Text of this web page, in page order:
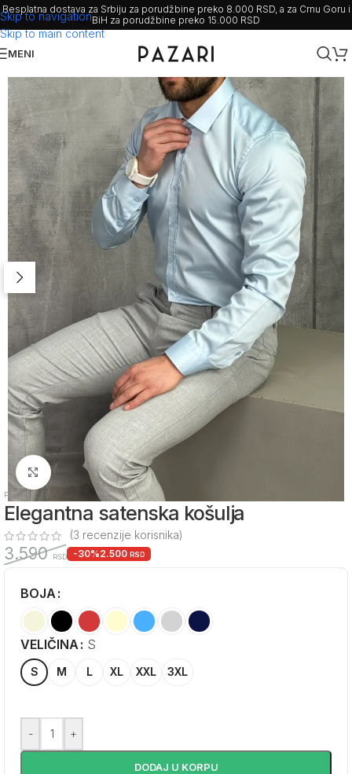
Skip to navigation
Skip to main content
Besplatna dostava za Srbiju za porudžbine preko 8.000 RSD, a za Crnu Goru i
BiH za porudžbine preko 15.000 RSD
MENI
Zumiraj sliku
Početna Muške košulje
Elegantna satenska košulja
(3 recenzije korisnika)
3.590RSD -30%2.500 RSD
BOJA
VELIČINA S
S M L XL XXL 3XL
- +
DODAJ U KORPU
Alternative: